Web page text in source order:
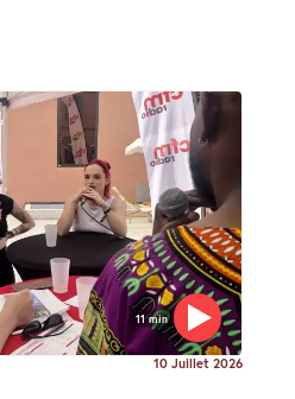
11 min
10 Juillet 2026